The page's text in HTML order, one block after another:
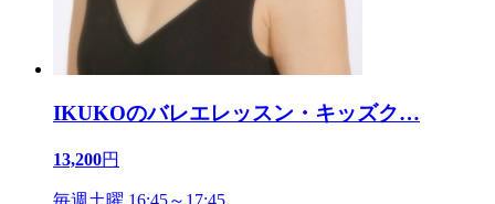
IKUKOのバレエレッスン・キッズク…
13,200円
毎週土曜 16:45～17:45